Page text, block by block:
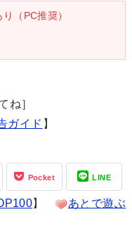
（PC推奨）
ね］
ガイド 】
Pocket LINE
】 あとで遊ぶ